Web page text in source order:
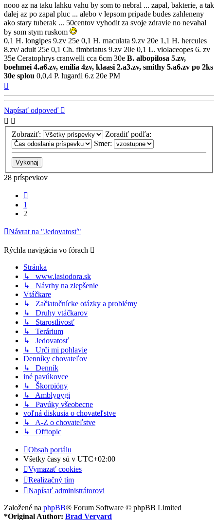
nooo az na taku lahku vahu by som to nebral ... zapal, bakterie, a tak
dalej az po zapal pluc ... alebo v lepsom pripade budes zahleneny
ako stary tuberak ... 50centov vyhodit za svoje zdravie no nevahal
by som stym ruskom
0,1 H. longipes 9.zv 25e 0,1 H. maculata 9.zv 20e 1,1 H. hercules
8.zv/ adult 25e 0,1 Ch. fimbriatus 9.zv 20e 0,1 L. violaceopes 6. zv
35e Ceratophrys cranwelli cca 6cm 30e B. albopilosa 5.zv,
boehmei 4.a6.zv, emilia 4zv, klaasi 2.a3.zv, smithy 5.a6.zv po 2ks
30e splou 0,0,4 P. lugardi 6.z 20e PM
Napísať odpoveď
Zobraziť:
Zoradiť podľa:
Smer:
28 príspevkov
1
2
Návrat na "Jedovatosť"
Rýchla navigácia vo fórach
Stránka
↳ www.lasiodora.sk
↳ Návrhy na zlepšenie
Vtáčkare
↳ Začiatočnícke otázky a problémy
↳ Druhy vtáčkarov
↳ Starostlivosť
↳ Terárium
↳ Jedovatosť
↳ Urči mi pohlavie
Denníky chovateľov
↳ Denník
iné pavúkovce
↳ Škorpióny
↳ Amblypygi
↳ Pavúky všeobecne
voľná diskusia o chovateľstve
↳ A-Z o chovateľstve
↳ Offtopic
Obsah portálu
Všetky časy sú v UTC+02:00
Vymazať cookies
Realizačný tím
Napísať administrátorovi
Založené na phpBB® Forum Software © phpBB Limited
*Original Author: Brad Veryard